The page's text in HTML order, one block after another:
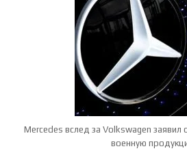
Mercedes вслед за Volkswagen заявил
военную